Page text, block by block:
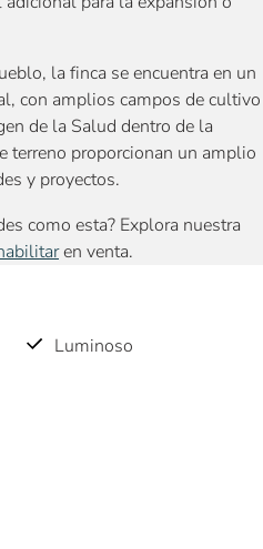
la finca se encuentra en un
con amplios campos de cultivo
de la Salud dentro de la
terreno proporcionan un amplio
y proyectos.
como esta? Explora nuestra
en venta.
Luminoso